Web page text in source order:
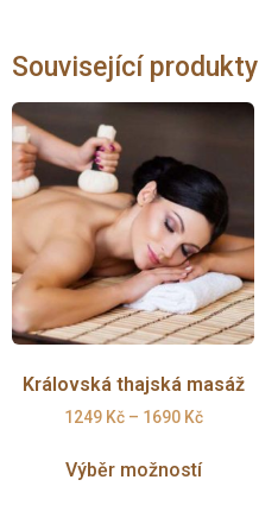
Související produkty
Královská thajská masáž
1249 Kč– 1690 Kč
Výběr možností